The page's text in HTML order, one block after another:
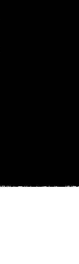
供を目的としており、投資